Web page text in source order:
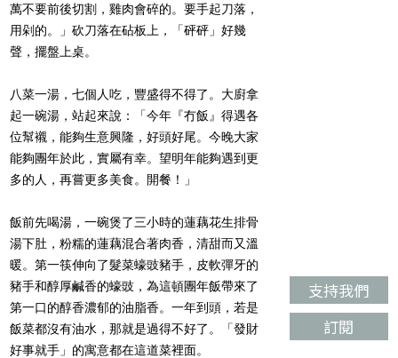
萬不要前後切割，雞肉會碎的。要手起刀落，
用剁的。」砍刀落在砧板上，「砰砰」好幾
聲，擺盤上桌。
八菜一湯，七個人吃，豐盛得不得了。大廚拿
起一碗湯，站起來說：「今年『冇飯』得遇各
位幫襯，能夠生意興隆，好頭好尾。今晚大家
能夠團年於此，實屬有幸。望明年能夠遇到更
多的人，再嘗更多美食。開餐！」
飯前先喝湯，一碗煲了三小時的蓮藕花生排骨
湯下肚，粉糯的蓮藕混合著肉香，清甜而又溫
暖。第一筷伸向了髮菜蠔豉豬手，皮軟彈牙的
豬手和醇厚鹹香的蠔豉，為這頓團年飯帶來了
第一口的醇香濃郁的油脂香。一年到頭，若是
飯菜都沒有油水，那就是過得不好了。「發財
好事就手」的寓意都在這道菜裡面。
支持我們
訂閱